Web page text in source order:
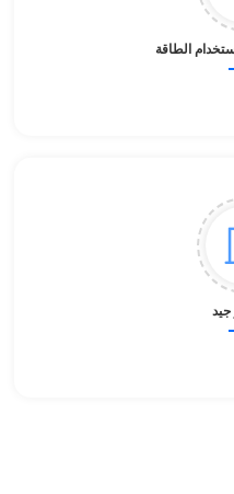
الطاقة
جيد